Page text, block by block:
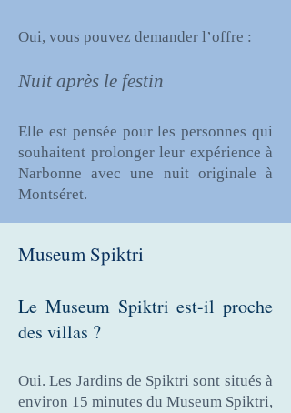
Oui, vous pouvez demander l’offre :
Nuit après le festin
Elle est pensée pour les personnes qui
souhaitent prolonger leur expérience à
Narbonne avec une nuit originale à
Montséret.
Museum Spiktri
Le Museum Spiktri est-il proche
des villas ?
Oui. Les Jardins de Spiktri sont situés à
environ 15 minutes du Museum Spiktri,